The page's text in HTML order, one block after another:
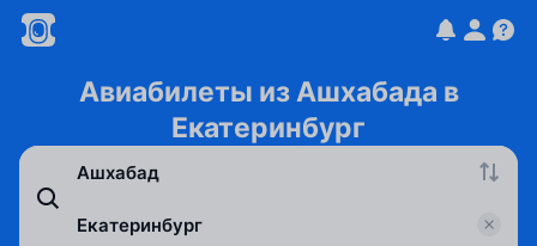
Авиабилеты из Ашхабада в
Екатеринбург